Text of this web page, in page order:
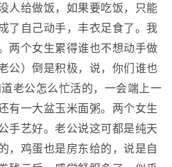
人给做饭，如果要吃饭，只能
了自己动手，丰衣足食了。我
两个女生累得谁也不想动手做
公）倒是积极，说，你们谁也
老公怎么忙活的，一会端上一
有一大盆玉米面粥。两个女生
手艺好。老公说这可都是纯天
，鸡蛋也是房东给的，说是自